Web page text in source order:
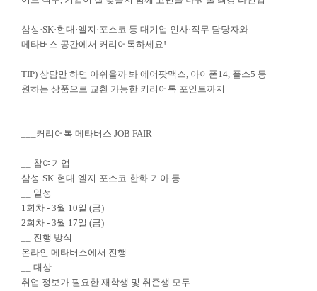
삼성·SK·현대·엘지·포스코 등 대기업 인사·직무 담당자와
메타버스 공간에서 커리어톡하세요!
TIP) 상담만 하면 아쉬울까 봐 에어팟맥스, 아이폰14, 플스5 등
원하는 상품으로 교환 가능한 커리어톡 포인트까지
커리어톡 메타버스 JOB FAIR
참여기업
삼성·SK·현대·엘지·포스코·한화·기아 등
일정
1회차 - 3월 10일 (금)
2회차 - 3월 17일 (금)
진행 방식
온라인 메타버스에서 진행
대상
취업 정보가 필요한 재학생 및 취준생 모두